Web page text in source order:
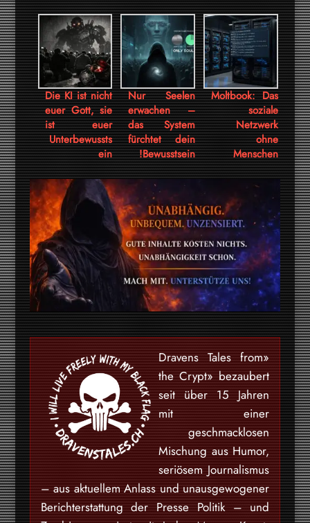
Die KI ist nicht
euer Gott, sie
ist euer
Unterbewussts
ein
Nur Seelen
erwachen –
das System
fürchtet dein
Bewusstsein!
Moltbook: Das
soziale
Netzwerk
ohne
Menschen
«Dravens Tales from
the Crypt» bezaubert
seit über 15 Jahren
mit einer
geschmacklosen
Mischung aus Humor,
seriösem Journalismus
– aus aktuellem Anlass und unausgewogener
Berichterstattung der Presse Politik – und